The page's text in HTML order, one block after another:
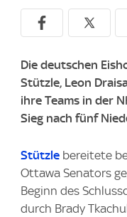
Die deutschen
Stützle, Leon
ihre Teams in der
Sieg nach fünf
Stützle bereitete
Ottawa Senators
Beginn des
durch Brady